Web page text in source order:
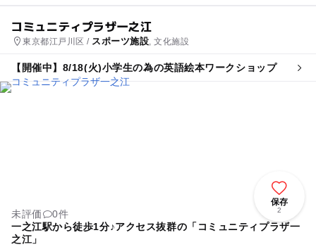
コミュニティプラザ一之江
東京都江戸川区 / スポーツ施設, 文化施設
【開催中】8/18(火)小学生の為の英語絵本ワークショップ
保存
2
未評価
0件
一之江駅から徒歩1分♪アクセス抜群の「コミュニティプラザ一
之江」